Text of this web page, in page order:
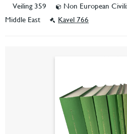
Veiling 359
Non European
Middle East
Kavel 766